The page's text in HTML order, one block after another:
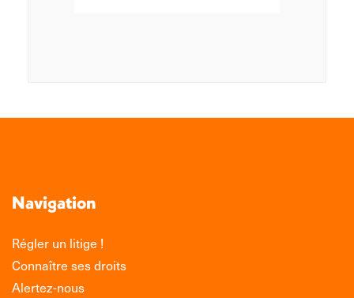
Navigation
Régler un litige !
Connaître ses droits
Alertez-nous